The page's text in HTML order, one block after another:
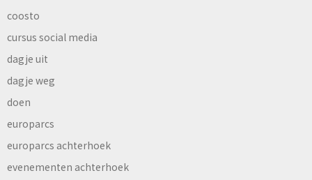
coosto
cursus social media
dagje uit
dagje weg
doen
europarcs
europarcs achterhoek
evenementen achterhoek